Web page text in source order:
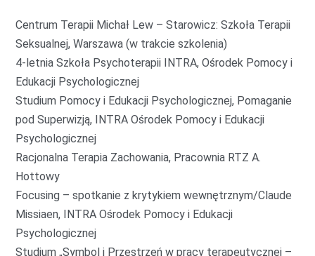
Centrum Terapii Michał Lew – Starowicz: Szkoła Terapii
Seksualnej, Warszawa (w trakcie szkolenia)
4-letnia Szkoła Psychoterapii INTRA, Ośrodek Pomocy i
Edukacji Psychologicznej
Studium Pomocy i Edukacji Psychologicznej, Pomaganie
pod Superwizją, INTRA Ośrodek Pomocy i Edukacji
Psychologicznej
Racjonalna Terapia Zachowania, Pracownia RTZ A.
Hottowy
Focusing – spotkanie z krytykiem wewnętrznym/Claude
Missiaen, INTRA Ośrodek Pomocy i Edukacji
Psychologicznej
Studium „Symbol i Przestrzeń w pracy terapeutycznej –